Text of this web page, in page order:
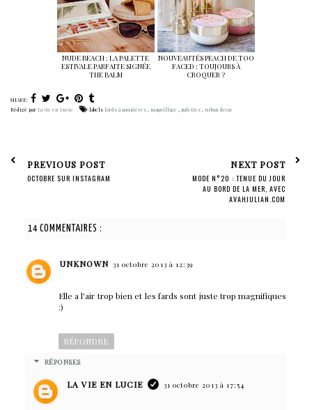
NUDE BEACH : LA PALETTE
ESTIVALE PARFAITE SIGNÉE
THE BALM
NOUVEAUTÉS PEACH DE TOO
FACED : TOUJOURS À
CROQUER ?
SHARE:
Rédigé par La vie en Lucie labels fards à paupières , maquillage , palettes , urban decay
PREVIOUS POST
OCTOBRE SUR INSTAGRAM
NEXT POST
MODE N°20 : TENUE DU JOUR
AU BORD DE LA MER, AVEC
AVAHJULIAN.COM
14 COMMENTAIRES :
UNKNOWN 31 octobre 2013 à 12:39
Elle a l'air trop bien et les fards sont juste trop magnifiques
:)
RÉPONDRE
RÉPONSES
LA VIE EN LUCIE 31 octobre 2013 à 17:54